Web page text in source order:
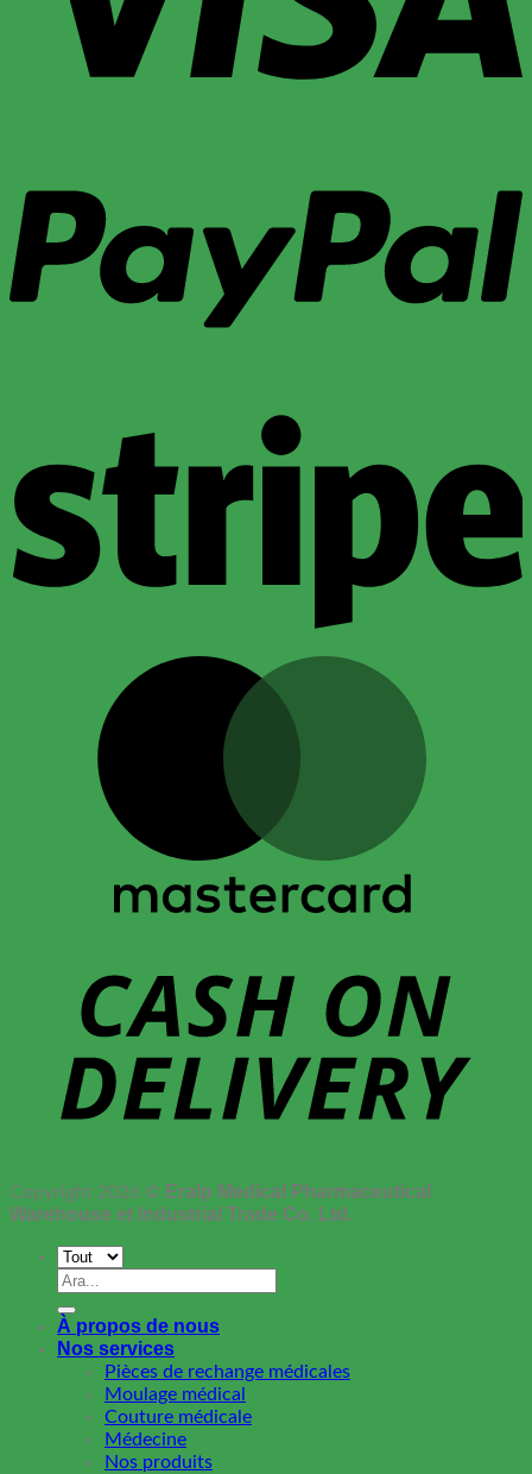
Copyright 2026 © Eralp Medical Pharmaceutical
Warehouse et Industrial Trade Co. Ltd.
Recherche
À propos de nous
Nos services
Pièces de rechange médicales
Moulage médical
Couture médicale
Médecine
Nos produits